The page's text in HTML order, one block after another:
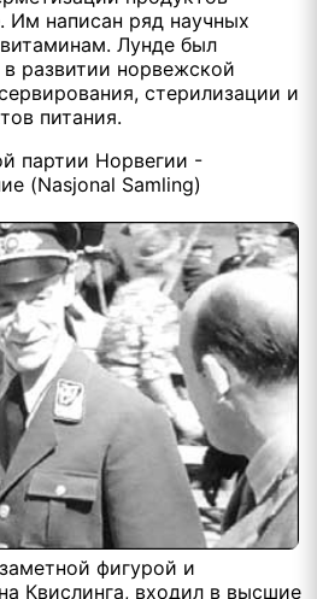
Им написан ряд научных
Лунде был
развитии норвежской
стерилизации и
питания.
партии Норвегии -
(Nasjonal Samling)
фигурой и
Квислинга, входил в высшие